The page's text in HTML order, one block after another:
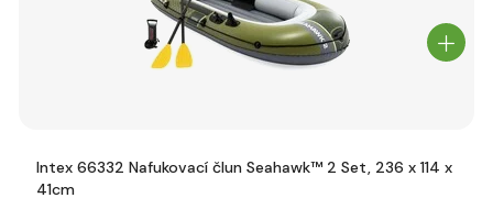
Intex 66332 Nafukovací člun Seahawk™ 2 Set, 236 x 114 x
41cm